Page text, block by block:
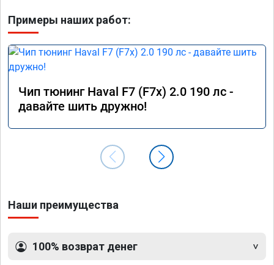
Примеры наших работ:
Чип тюнинг Haval F7 (F7x) 2.0 190 лс -
давайте шить дружно!
Наши преимущества
100% возврат денег